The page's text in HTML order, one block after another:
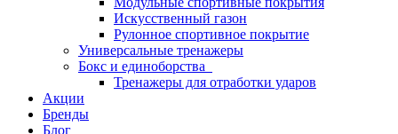
Искусственный газон
Рулонное спортивное покрытие
Универсальные тренажеры
Бокс и единоборства
Тренажеры для отработки ударов
Акции
Бренды
Блог